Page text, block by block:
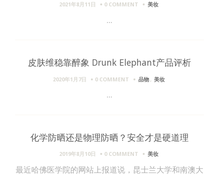
2021年8月11日 0 COMMENT 美妆
...
皮肤维稳靠醉象 Drunk Elephant产品评析
2020年1月7日 0 COMMENT 品物 , 美妆
...
化学防晒还是物理防晒？安全才是硬道理
2019年8月10日 0 COMMENT 美妆
最近哈佛医学院的网站上报道说，昆士兰大学和南澳大